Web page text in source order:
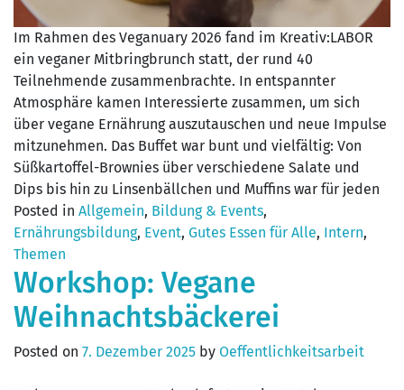
Im Rahmen des Veganuary 2026 fand im Kreativ:LABOR
ein veganer Mitbringbrunch statt, der rund 40
Teilnehmende zusammenbrachte. In entspannter
Atmosphäre kamen Interessierte zusammen, um sich
über vegane Ernährung auszutauschen und neue Impulse
mitzunehmen. Das Buffet war bunt und vielfältig: Von
Süßkartoffel-Brownies über verschiedene Salate und
Dips bis hin zu Linsenbällchen und Muffins war für jeden
Posted in Allgemein, Bildung & Events,
Ernährungsbildung, Event, Gutes Essen für Alle, Intern,
Themen
Workshop: Vegane
Weihnachtsbäckerei
Posted on 7. Dezember 2025 by Oeffentlichkeitsarbeit